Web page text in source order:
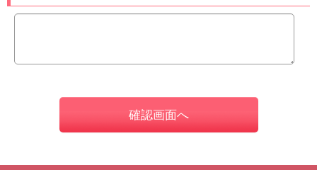
確認画面へ